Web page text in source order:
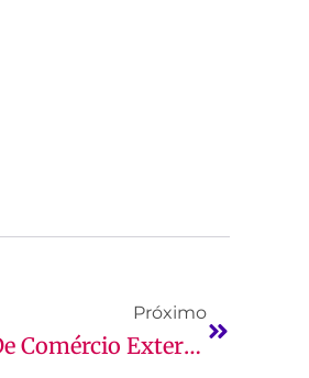
Próximo
Saiba Tudo Sobre O Mercado E O Curso De Comércio Exterior